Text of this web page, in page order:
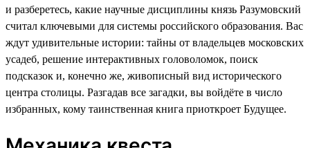
и разберетесь, какие научные дисциплины князь Разумовский
считал ключевыми для системы российского образования. Вас
ждут удивительные истории: тайны от владельцев московских
усадеб, решение интерактивных головоломок, поиск
подсказок и, конечно же, живописный вид исторического
центра столицы. Разгадав все загадки, вы войдёте в число
избранных, кому таинственная книга приоткроет Будущее.